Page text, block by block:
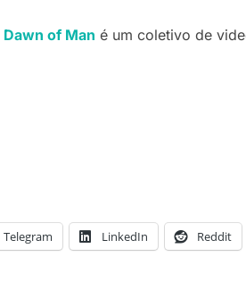
Dawn of Man é um coletivo de
Telegram LinkedIn Reddit